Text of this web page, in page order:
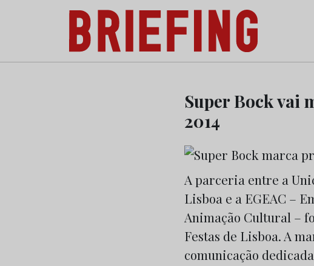
Briefing: Todas as notícias sobre os negócios do
Super Bock vai
2014
A parceria entre a
Lisboa e a EGEAC –
Animação Cultural –
Festas de Lisboa. A
comunicação